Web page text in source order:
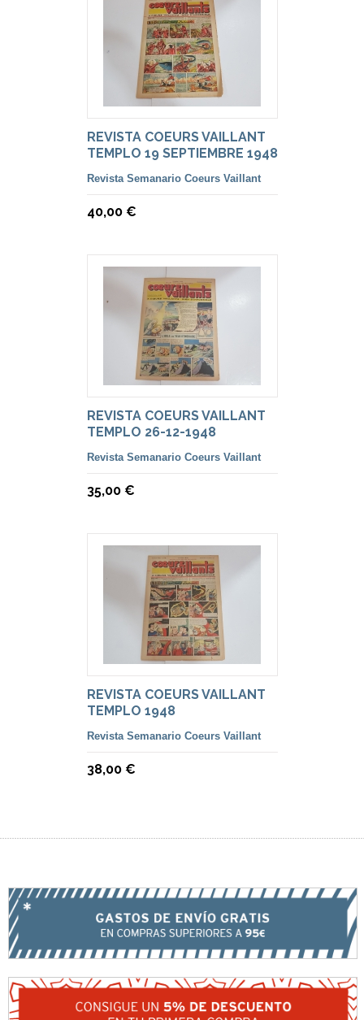
REVISTA COEURS VAILLANT
TEMPLO 19 SEPTIEMBRE 1948
Revista Semanario Coeurs Vaillant
40,00 €
REVISTA COEURS VAILLANT
TEMPLO 26-12-1948
Revista Semanario Coeurs Vaillant
35,00 €
REVISTA COEURS VAILLANT
TEMPLO 1948
Revista Semanario Coeurs Vaillant
38,00 €